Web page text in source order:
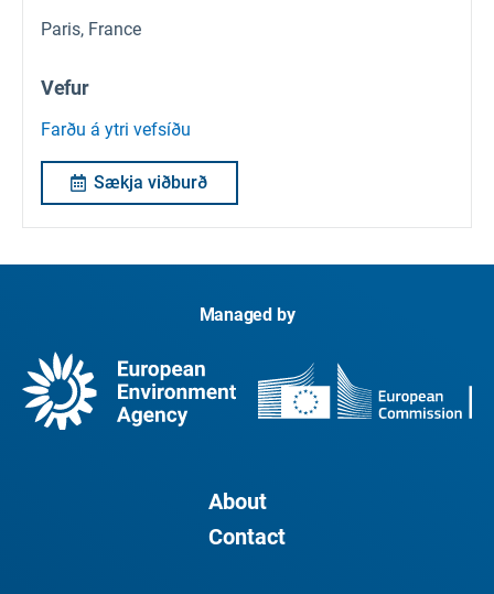
Paris, France
Vefur
Farðu á ytri vefsíðu
Sækja viðburð
Managed by
About
Contact